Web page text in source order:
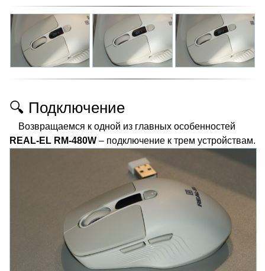
🔍 Подключение
Возвращаемся к одной из главных особенностей
REAL-EL RM-480W – подключение к трем устройствам.